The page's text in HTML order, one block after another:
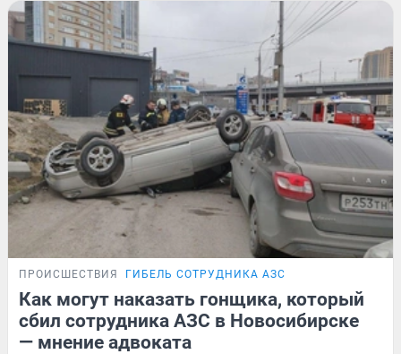
ПРОИСШЕСТВИЯ ГИБЕЛЬ СОТРУДНИКА АЗС
Как могут наказать гонщика, который
сбил сотрудника АЗС в Новосибирске
— мнение адвоката